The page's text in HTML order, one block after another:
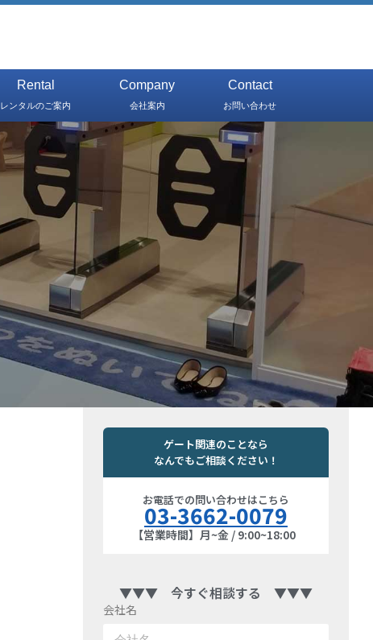
Rental
レンタルのご案内
Company
会社案内
Contact
お問い合わせ
ゲート関連のことなら
なんでもご相談ください！
お電話での問い合わせはこちら
03-3662-0079
【営業時間】月~金 / 9:00~18:00
▼▼▼ 今すぐ相談する ▼▼▼
会社名